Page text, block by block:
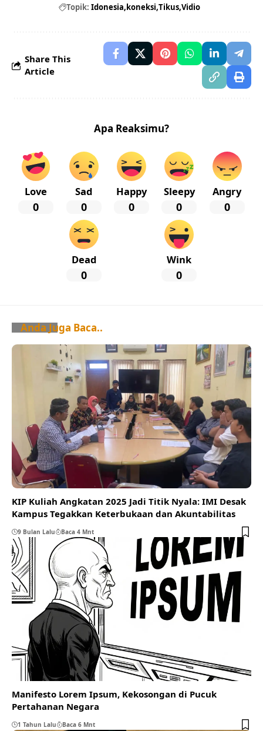
Topik: Idonesia koneksi Tikus Vidio
Share This
Article
Apa Reaksimu?
Love
0
Sad
0
Happy
0
Sleepy
0
Angry
0
Dead
0
Wink
0
Anda Juga Baca..
KIP Kuliah Angkatan 2025 Jadi Titik Nyala: IMI Desak
Kampus Tegakkan Keterbukaan dan Akuntabilitas
9 Bulan Lalu Baca 4 Mnt
Manifesto Lorem Ipsum, Kekosongan di Pucuk
Pertahanan Negara
1 Tahun Lalu Baca 6 Mnt